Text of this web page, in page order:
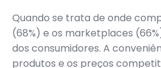
Quando se trata de onde
(68%) e os marketplaces
dos consumidores. A
produtos e os preços